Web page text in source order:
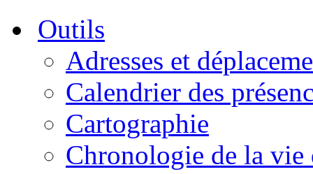
Outils
Adresses et
Calendrier des
Cartographie
Chronologie de la vie